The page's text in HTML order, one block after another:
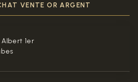
VENTE OR ARGENT
1er